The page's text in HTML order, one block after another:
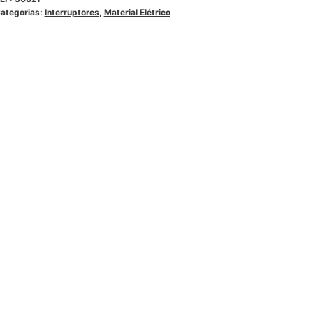
Interruptores, Material Elétrico